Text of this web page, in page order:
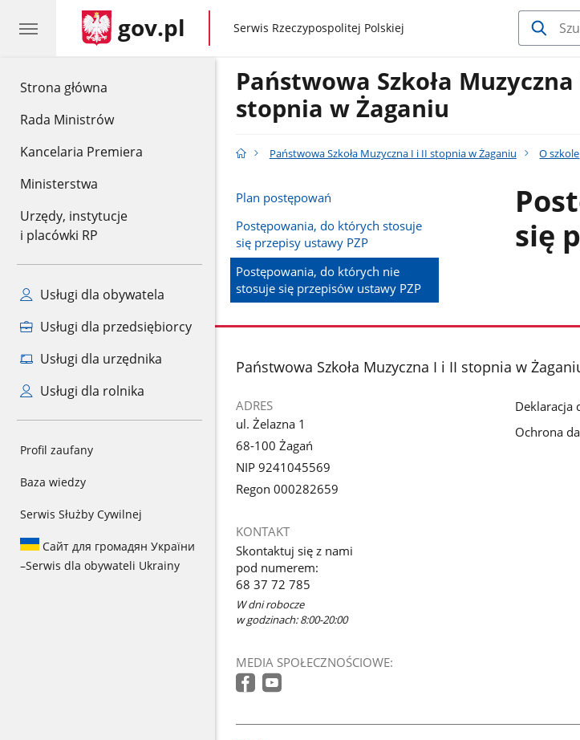
Strona główna
Rada Ministrów
Kancelaria Premiera
Ministerstwa
Urzędy, instytucje
i placówki RP
Usługi dla obywatela
Usługi dla przedsiębiorcy
Usługi dla urzędnika
Usługi dla rolnika
Profil zaufany
Baza wiedzy
Serwis Służby Cywilnej
Сайт для громадян України
–Serwis dla obywateli Ukrainy
gov.pl gov.pl
Serwis Rzeczypospolitej Polskiej
Państwowa Szkoła
stopnia w Żaganiu
Państwowa Szkoła Muzyczna I i II stopnia w Żaganiu O szkole
Plan postępowań
Postępowania, do których stosuje
się przepisy ustawy PZP
Postępowania, do których nie
stosuje się przepisów ustawy PZP
się
stopka
Państwowa Szkoła Muzyczna I i II stopnia w
ADRES
ul. Żelazna 1
68-100 Żagań
NIP 9241045569
Regon 000282659
KONTAKT
Skontaktuj się z nami
pod numerem:
68 37 72 785
W dni robocze
w godzinach: 8:00-20:00
MEDIA SPOŁECZNOŚCIOWE:
Deklaracja
Ochrona